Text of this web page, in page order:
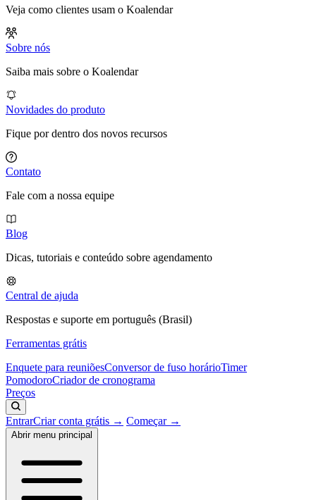
Veja como clientes usam o Koalendar
Sobre nós
Saiba mais sobre o Koalendar
Novidades do produto
Fique por dentro dos novos recursos
Contato
Fale com a nossa equipe
Blog
Dicas, tutoriais e conteúdo sobre agendamento
Central de ajuda
Respostas e suporte em português (Brasil)
Ferramentas grátis
Enquete para reuniõesConversor de fuso horárioTimer
PomodoroCriador de cronograma
Preços
EntrarCriar conta grátis → Começar →
Abrir menu principal